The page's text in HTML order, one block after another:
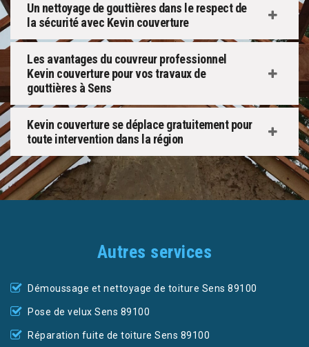
Un nettoyage de gouttières dans le respect de
la sécurité avec Kevin couverture
Les avantages du couvreur professionnel
Kevin couverture pour vos travaux de
gouttières à Sens
Kevin couverture se déplace gratuitement pour
toute intervention dans la région
Autres services
Démoussage et nettoyage de toiture Sens 89100
Pose de velux Sens 89100
Réparation fuite de toiture Sens 89100